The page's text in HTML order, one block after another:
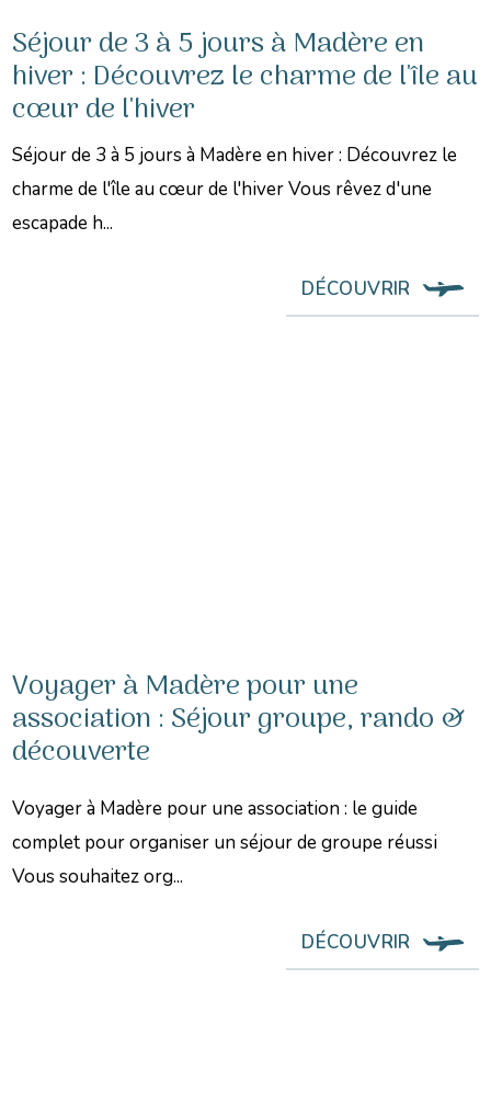
Séjour de 3 à 5 jours à Madère en
hiver : Découvrez le charme de l'île au
cœur de l'hiver
Séjour de 3 à 5 jours à Madère en hiver : Découvrez le
charme de l'île au cœur de l'hiver Vous rêvez d'une
escapade h...
DÉCOUVRIR
Voyager à Madère pour une
association : Séjour groupe, rando &
découverte
Voyager à Madère pour une association : le guide
complet pour organiser un séjour de groupe réussi
Vous souhaitez org...
DÉCOUVRIR